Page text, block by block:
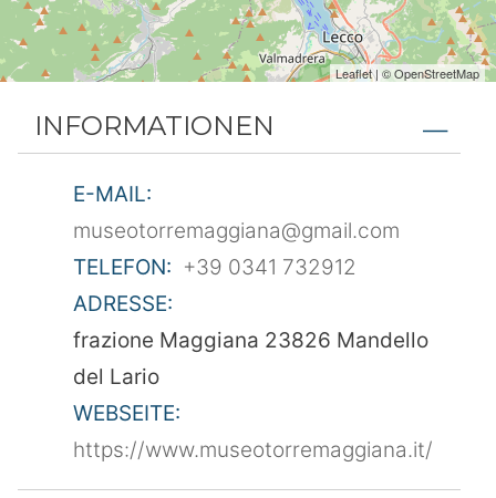
INFORMATIONEN
E-MAIL:
museotorremaggiana@gmail.com
TELEFON: +39 0341 732912
ADRESSE:
frazione Maggiana 23826 Mandello
del Lario
WEBSEITE:
https://www.museotorremaggiana.it/
Leaflet| ©OpenStreetMap